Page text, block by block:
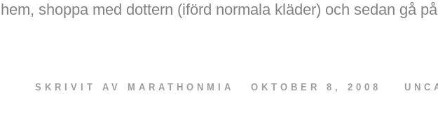
hem, shoppa med dottern (iförd normala kläder) och sedan gå
SKRIVIT AV MARATHONMIA OKTOBER 8, 2008